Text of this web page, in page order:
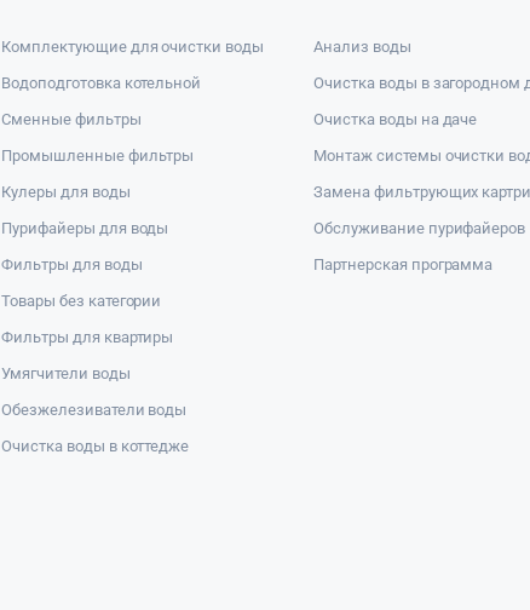
Комплектующие для очистки воды
Водоподготовка котельной
Сменные фильтры
Промышленные фильтры
Кулеры для воды
Пурифайеры для воды
Фильтры для воды
Товары без категории
Фильтры для квартиры
Умягчители воды
Обезжелезиватели воды
Очистка воды в коттедже
Анализ воды
Очистка воды в загородном
Очистка воды на даче
Монтаж системы очистки
Замена фильтрующих
Обслуживание пурифайеров
Партнерская программа